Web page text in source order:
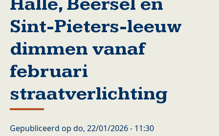
Sint-Pieters-leeuw
dimmen vanaf
februari
straatverlichting
Gepubliceerd op do, 22/01/2026 - 11:30